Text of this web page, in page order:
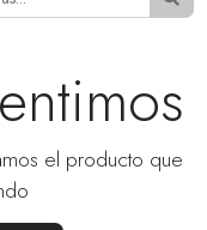
el producto que